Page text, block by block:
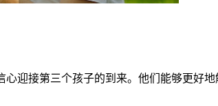
接第三个孩子的到来。他们能够更好地